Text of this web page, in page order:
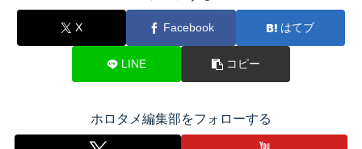
X Facebook はてブ
LINE コピー
ホロタメ編集部をフォローする